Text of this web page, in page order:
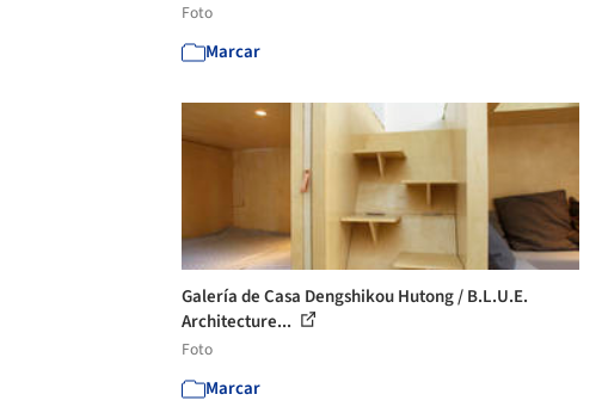
Foto
Marcar
Galería de Casa Dengshikou Hutong / B.L.U.E.
Architecture...
Foto
Marcar